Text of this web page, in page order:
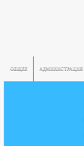
ОБЩЕЕ АДМИНИСТРАЦИЯ